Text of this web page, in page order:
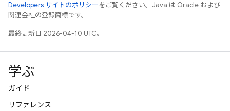
Developers サイトのポリシーをご覧ください。Java は Oracle および
関連会社の登録商標です。
最終更新日 2026-04-10 UTC。
学ぶ
ガイド
リファレンス